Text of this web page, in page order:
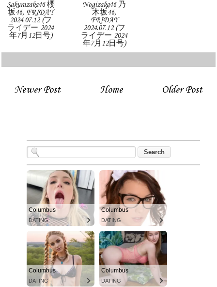
Sakurazaka46 櫻
坂46, FRIDAY
2024.07.12 (フ
ライデー 2024
年7月12日号)
Nogizaka46 乃
木坂46,
FRIDAY
2024.07.12 (フ
ライデー 2024
年7月12日号)
Newer Post Older Post
Home
Columbus
DATING
Columbus
DATING
Columbus
DATING
Columbus
DATING